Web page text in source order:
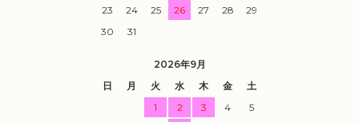
23
24 25 26 27 28
29
30
31
2026年9月
日
月 火 水 木 金
土
1
2 3 4
5